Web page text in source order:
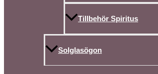
Tillbehör Spiritus
Solglasögon